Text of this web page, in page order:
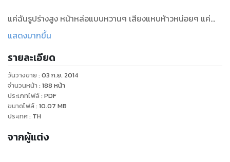
แค่ฉันรูปร่างสูง หน้าหล่อแบบหวานๆ เสียงแหบห้าวหน่อยๆ แค่
เนี้ยยย เขาถึงกับมอบงานนี้ให้ฉัน? อ๊าก นี่ถ้าไม่เห็นแก่ข้อตกลงที่
ปากรับคำพ่อแท้ๆ ของตัวเองหรอก
โอ๊ยยย ขนาดอยู่ที่โรงเรียนยังโดนพวกนักเรียนหญิงตามกรี๊ด
แทบไม่หวาดไม่ไหว นี่ถ้าฉันไปประจำการอยู่ที่นั่นเมื่อไหร่ สงสัยจะ
ไม่รอดเงื้อมมืออิสตรีด้วยกันเองสินะ เอ๊ะ ‘เฮลซิงกิ’ โฮสต์อันดับ
หนึ่งคนใหม่ที่พ่อบอกให้ฉันคอยตามติดประชิดตัวนั่นก็หล่อใช่ย่อย
เอ่อ อารมณ์เห็นคนหล่อแล้วรู้สึกยังไง ฉันเริ่มเข้าใจนักเรียนหญิง
แสดงมากขึ้น
รายละเอียด
วันวางขาย : 03 ก.ย. 2014
จำนวนหน้า : 188 หน้า
ประเภทไฟล์: PDF
ขนาดไฟล์: 10.07 MB
ประเทศ: TH
จากผู้แต่ง